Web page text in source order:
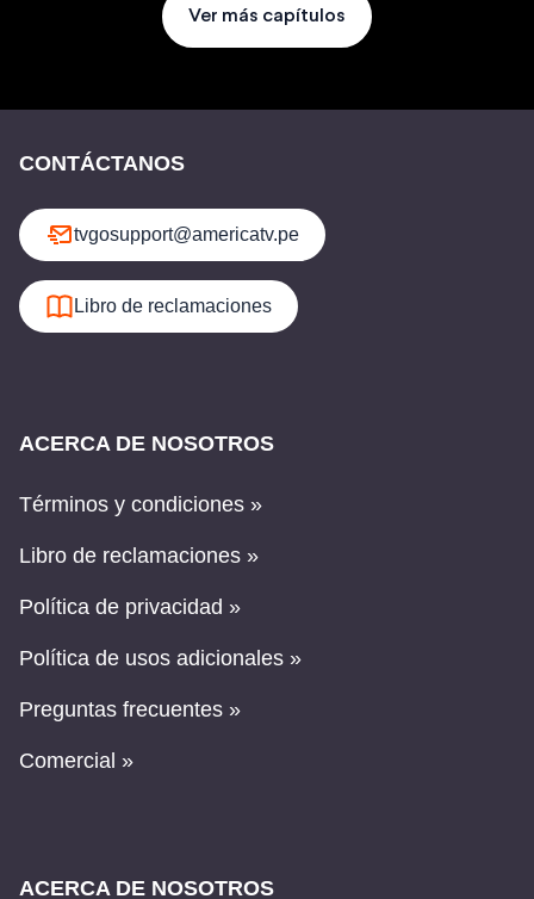
Ver más capítulos
CONTÁCTANOS
tvgosupport@americatv.pe
Libro de reclamaciones
ACERCA DE NOSOTROS
Términos y condiciones »
Libro de reclamaciones »
Política de privacidad »
Política de usos adicionales »
Preguntas frecuentes »
Comercial »
ACERCA DE NOSOTROS